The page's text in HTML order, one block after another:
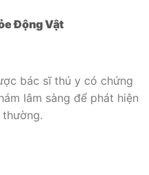
Động Vật
bác sĩ thú y có chứng
lâm sàng để phát hiện